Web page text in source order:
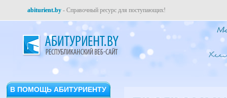
abiturient.by - Справочный ресурс для поступающих!
В ПОМОЩЬ АБИТУРИЕНТУ